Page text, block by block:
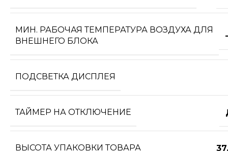
МИН. РАБОЧАЯ ТЕМПЕРАТУРА ВОЗДУХА ДЛЯ
ВНЕШНЕГО БЛОКА
ПОДСВЕТКА ДИСПЛЕЯ
ТАЙМЕР НА ОТКЛЮЧЕНИЕ
ВЫСОТА УПАКОВКИ ТОВАРА